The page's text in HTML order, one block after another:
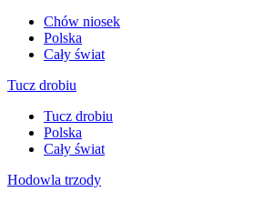
Chów niosek
Polska
Cały świat
Tucz drobiu
Tucz drobiu
Polska
Cały świat
Hodowla trzody